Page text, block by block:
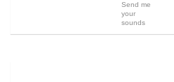
Send me
your
sounds